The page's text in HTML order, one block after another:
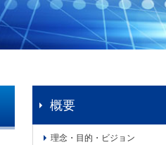
概要
理念・目的・ビジョン